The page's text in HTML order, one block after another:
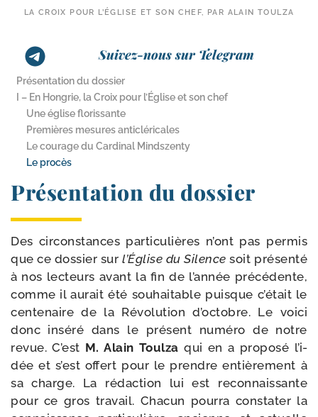
LA CROIX POUR L’ÉGLISE ET SON CHEF, PAR ALAIN TOULZA
Suivez-nous sur Telegram
Présentation du dossier
I – En Hongrie, la Croix pour l’Église et son chef
Une église florissante
Premières mesures anticléricales
Le courage du Cardinal Mindszenty
Le procès
Présentation du dossier
Des cir­cons­tances par­ti­cu­lières n’ont pas per­mis
que ce dos­sier sur l’Église du Silence soit pré­sen­té
à nos lec­teurs avant la fin de l’an­née pré­cé­dente,
comme il aurait été sou­hai­table puisque c’é­tait le
cen­te­naire de la Révolution d’oc­tobre. Le voi­ci
donc insé­ré dans le pré­sent numé­ro de notre
revue. C’est M. Alain Toulza qui en a pro­po­sé l’i­
dée et s’est offert pour le prendre entiè­re­ment à
sa charge. La rédac­tion lui est recon­nais­sante
pour ce gros tra­vail. Chacun pour­ra consta­ter la